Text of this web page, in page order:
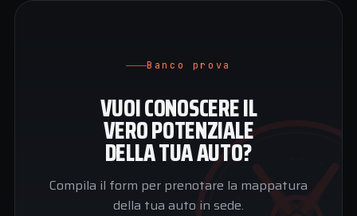
Banco prova
VUOI CONOSCERE IL
VERO POTENZIALE
DELLA TUA AUTO?
Compila il form per prenotare la mappatura
della tua auto in sede.